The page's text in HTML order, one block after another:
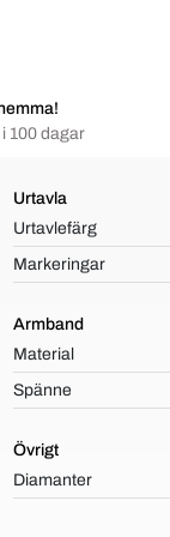
100 dagar
Urtavla
Urtavlefärg
Markeringar
Armband
Material
Spänne
Övrigt
Diamanter